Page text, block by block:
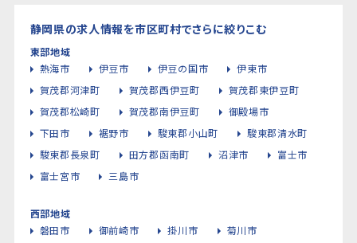
静岡県の求人情報を市区町村でさらに絞りこむ
東部地域
熱海市
伊豆市 伊豆の国市
伊東市
賀茂郡河津町
賀茂郡西伊豆町
賀茂郡東伊豆町
賀茂郡松崎町
賀茂郡南伊豆町
御殿場市
下田市
裾野市 駿東郡小山町
駿東郡清水町
駿東郡長泉町
田方郡函南町 沼津市
富士市
富士宮市
三島市
西部地域
磐田市
御前崎市 掛川市
菊川市